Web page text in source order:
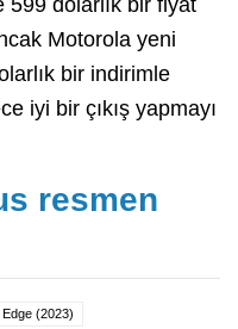
Motorola yeni
bir indirimle
iyi bir çıkış yapmayı
resmen
(2023)